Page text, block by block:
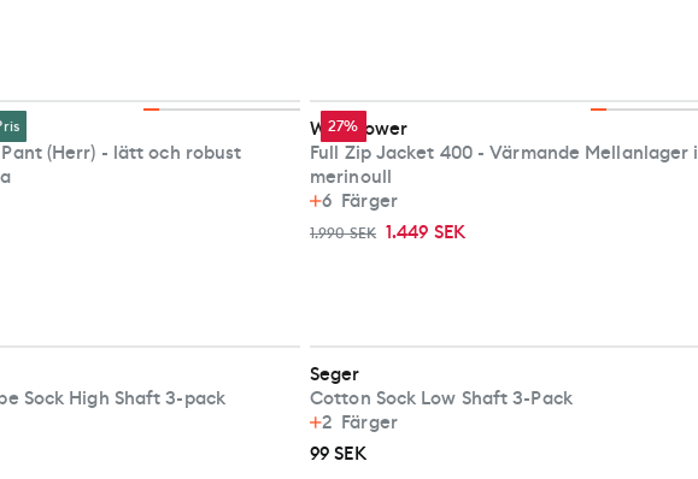
(Herr) - lätt och robust
27%
Woolpower
Full Zip Jacket 400 - Värmande Mellanlager i
merinoull
6 Färger
1.990 SEK 1.449 SEK
Sock High Shaft 3-pack
Seger
Cotton Sock Low Shaft 3-Pack
2 Färger
99 SEK